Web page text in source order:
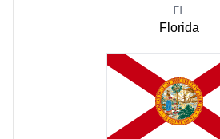
FL
Florida